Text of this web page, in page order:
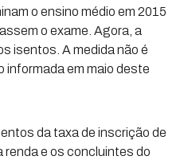
o ensino médio em 2015
o exame. Agora, a
isentos. A medida não é
informada em maio deste
da taxa de inscrição de
renda e os concluintes do